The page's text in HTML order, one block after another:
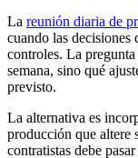
La reunión diaria de
cuando las decisiones
controles. La
semana, sino qué
previsto.
La alternativa es
producción que altere
contratistas debe